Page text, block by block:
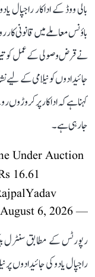
بالی ووڈ کے اداکار راجپال
باؤنس معاملے میں قانونی
جائیدادوں کو نیلامی کے
کہنا ہے کہ اداکار پر
جا رہی ہے۔
Under Auction
16.61
— News18 (@CNNnews18)
August 6, 2026
رپورٹس کے مطابق سنٹرل
راجپال یادو کی جائیدادوں